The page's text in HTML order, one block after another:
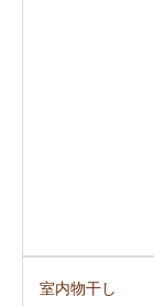
室内物干し